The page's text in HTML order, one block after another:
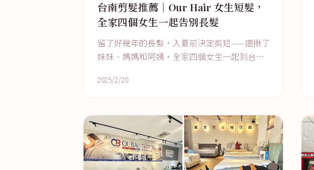
台南剪髮推薦｜Our Hair 女生短髮，
全家四個女生一起告別長髮
留了好幾年的長髮，入夏前決定剪短——還揪了
妹妹、媽媽和阿姨，全家四個女生一起到台南
2025/2/20